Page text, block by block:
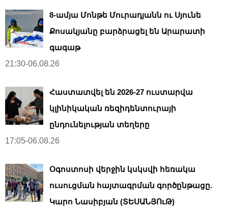
8-ամյա Մոնթե Մուրադյանն ու Սյունե
Քոսակյանը բարձրացել են Արարատի
գագաթ
21:30-06.08.26
Հաստատվել են 2026-27 ուստարվա
կլինիկական ռեզիդենտուրայի
ընդունելության տեղերը
17:05-06.08.26
Օգոստոսի վերջին կսկսվի հեռակա
ուսուցման հայտագրման գործընթացը.
Կարո Նասիբյան (ՏԵՍԱՆՅՈւԹ)